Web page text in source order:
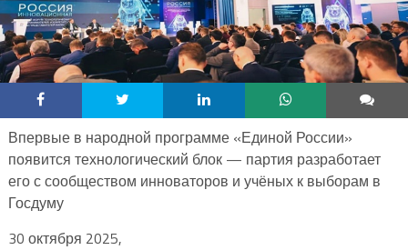
Впервые в народной программе «Единой России»
появится технологический блок — партия разработает
его с сообществом инноваторов и учёных к выборам в
Госдуму
30 октября 2025,